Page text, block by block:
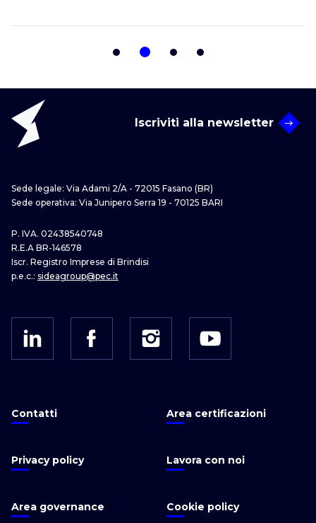
Iscriviti alla newsletter
Sede legale: Via Adami 2/A - 72015 Fasano (BR)
Sede operativa: Via Junipero Serra 19 - 70125 BARI
P. IVA. 02438540748
R.E.A BR-146578
Iscr. Registro Imprese di Brindisi
p.e.c.: sideagroup@pec.it
Contatti Area certificazioni
Privacy policy Lavora con noi
Area governance Cookie policy